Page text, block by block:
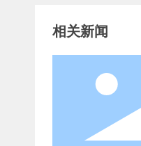
相关新闻